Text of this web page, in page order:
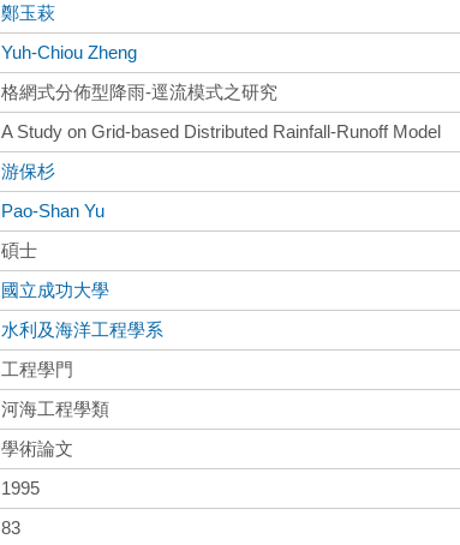
鄭玉萩
Yuh-Chiou Zheng
格網式分佈型降雨-逕流模式之研究
A Study on Grid-based Distributed Rainfall-Runoff Model
游保杉
Pao-Shan Yu
碩士
國立成功大學
水利及海洋工程學系
工程學門
河海工程學類
學術論文
1995
83